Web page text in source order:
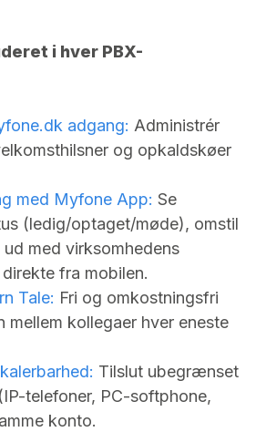
i hver PBX-
adgang: Administrér
og opkaldskøer
med Myfone App: Se
(ledig/optaget/møde), omstil
med virksomhedens
fra mobilen.
Tale: Fri og omkostningsfri
mellem kollegaer hver eneste
Tilslut ubegrænset
telefoner, PC-softphone,
konto.